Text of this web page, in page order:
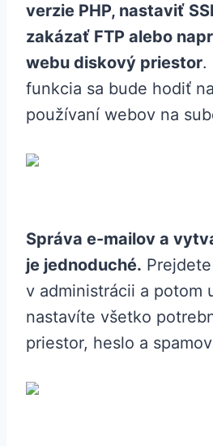
verzie PHP, nastaviť
zakázať FTP alebo
webu diskový priestor.
funkcia sa bude hodiť
používaní webov na
Správa e-mailov a
je jednoduché.
v administrácii a potom
nastavíte všetko
priestor, heslo a